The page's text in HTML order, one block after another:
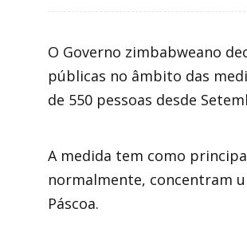
O Governo zimbabweano
públicas no âmbito das
de 550 pessoas desde
A medida tem como
normalmente, concentram
Páscoa.